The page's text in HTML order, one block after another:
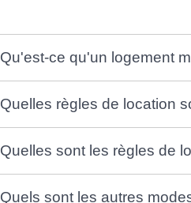
Qu'est-ce qu'un logement
Quelles règles de location
Quelles sont les règles de
Quels sont les autres